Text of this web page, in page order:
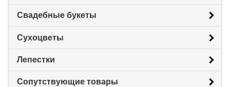
Свадебные букеты
Сухоцветы
Лепестки
Сопутствующие товары